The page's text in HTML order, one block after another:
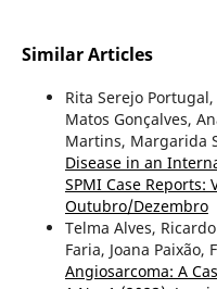
Similar Articles
Rita Serejo
Matos Gonçalves,
Martins, Margarida
Disease in an
SPMI Case Reports:
Outubro/Dezembro
Telma Alves,
Faria, Joana Paixão,
Angiosarcoma: A